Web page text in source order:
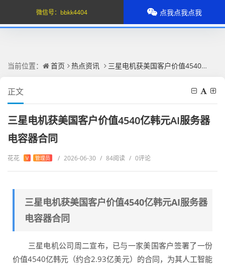
当前位置： 首页 热点资讯 三星电机获美国客户价值4540亿韩元AI服务器电容器合同
正文
三星电机获美国客户价值4540亿韩元AI服务器
电容器合同
花花 V 管理员 / 2026-06-30 / 84阅读 / 0评论
三星电机获美国客户价值4540亿韩元AI服务器
电容器合同
三星电机公司周二宣布，已与一家美国客户签署了一份
价值4540亿韩元（约合2.93亿美元）的合同，为其人工智能
微信号： bbkk4404 点我点我点我